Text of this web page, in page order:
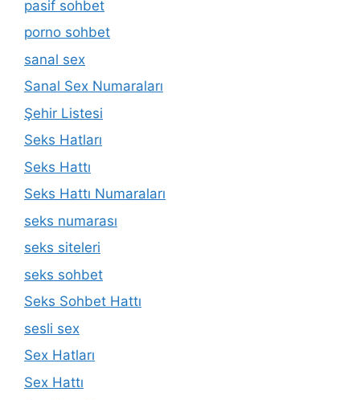
pasif sohbet
porno sohbet
sanal sex
Sanal Sex Numaraları
Şehir Listesi
Seks Hatları
Seks Hattı
Seks Hattı Numaraları
seks numarası
seks siteleri
seks sohbet
Seks Sohbet Hattı
sesli sex
Sex Hatları
Sex Hattı